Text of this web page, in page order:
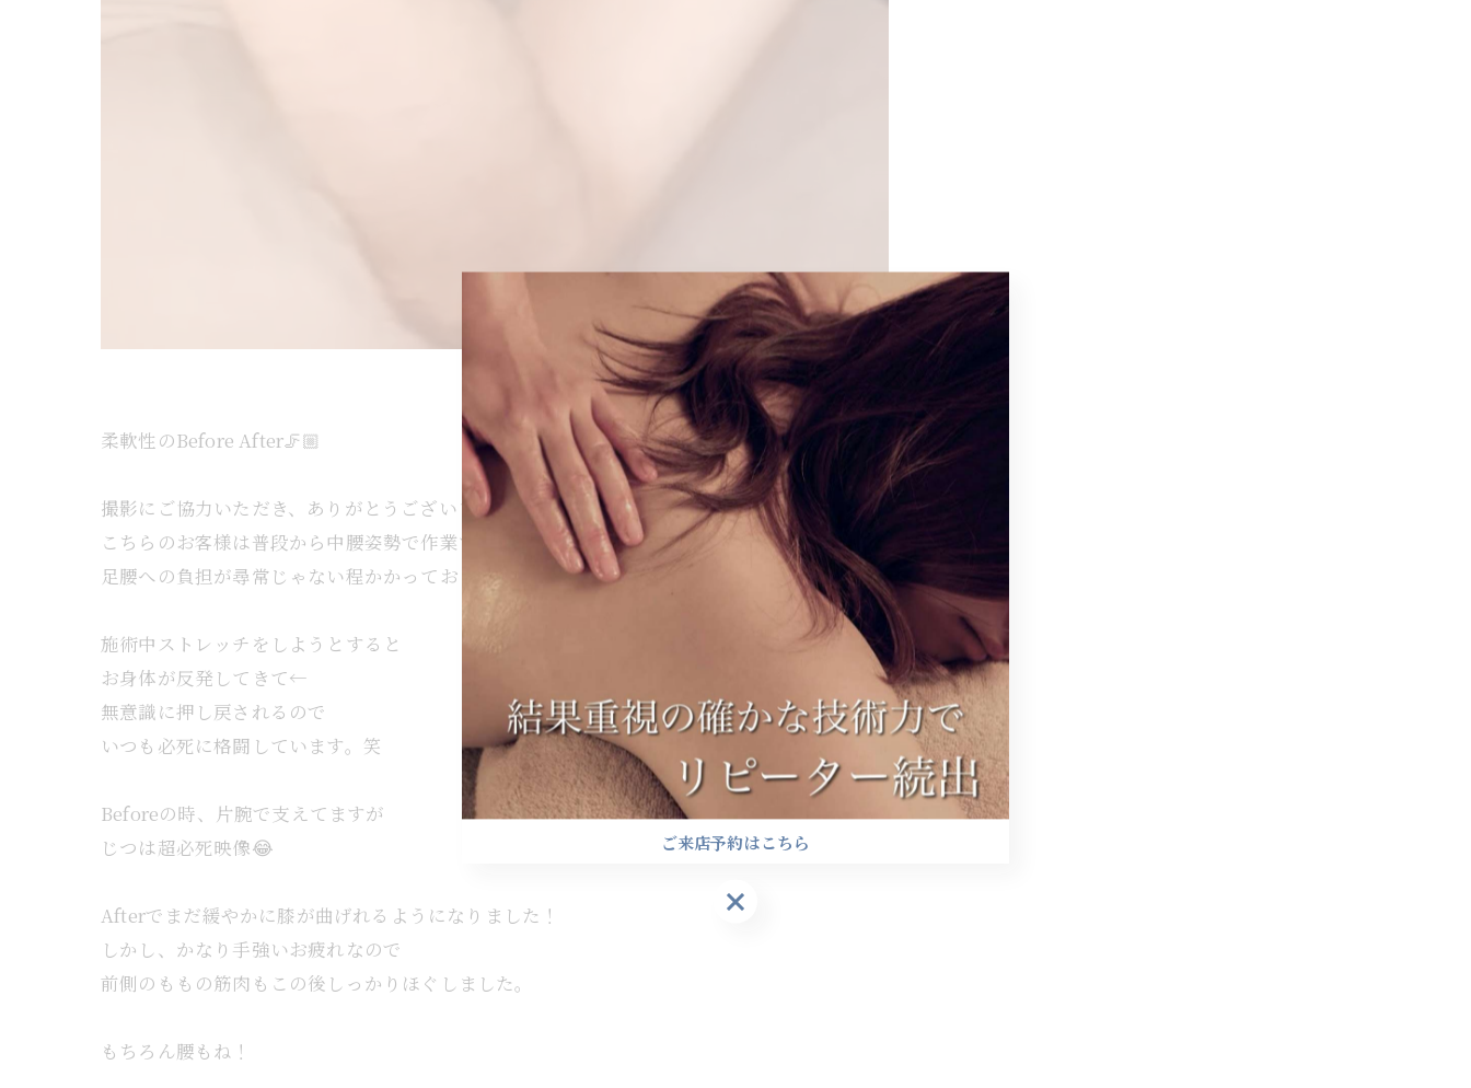
柔軟性のBefore After🦵🏼
撮影にご協力いただき、ありがとうございます！
こちらのお客様は普段から中腰姿勢で作業することが多く
足腰への負担が尋常じゃない程かかっておられます。
施術中ストレッチをしようとすると
お身体が反発してきて←
無意識に押し戻されるので
いつも必死に格闘しています。笑
Beforeの時、片腕で支えてますが
じつは超必死映像😂
Afterでまだ緩やかに膝が曲げれるようになりました！
しかし、かなり手強いお疲れなので
前側のももの筋肉もこの後しっかりほぐしました。
もちろん腰もね！
ご来店予約はこちら
ご来店予約はこちら